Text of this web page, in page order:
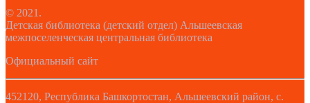
© 2021.
Детская библиотека (детский отдел) Альшеевская
межпоселенческая центральная библиотека
Официальный сайт
452120, Республика Башкортостан, Альшеевский район, с.